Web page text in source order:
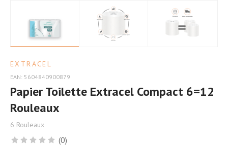
EXTRACEL
EAN: 5604840900879
Papier Toilette Extracel Compact 6=12
Rouleaux
6 Rouleaux
(0)